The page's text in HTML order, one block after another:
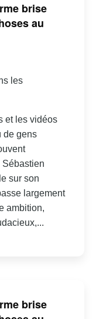
brise
au
les
et les vidéos
de gens
Sébastien
sur son
largement
ambition,
brise